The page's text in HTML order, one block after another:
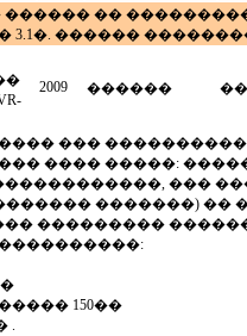
��
������
2009 ������
��� ������������
���� �����:
���
�������) ��
���������
150��
.